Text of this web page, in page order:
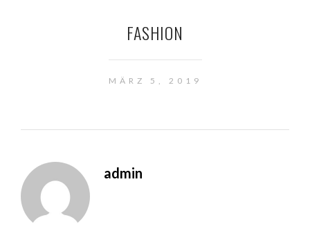
FASHION
MÄRZ 5, 2019
admin